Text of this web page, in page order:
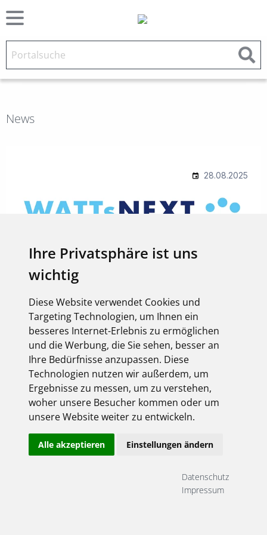
Ihre Privatsphäre ist uns
wichtig
Diese Website verwendet Cookies und
Targeting Technologien, um Ihnen ein
besseres Internet-Erlebnis zu ermöglichen
und die Werbung, die Sie sehen, besser an
Ihre Bedürfnisse anzupassen. Diese
Technologien nutzen wir außerdem, um
Ergebnisse zu messen, um zu verstehen,
woher unsere Besucher kommen oder um
unsere Website weiter zu entwickeln.
Alle akzeptieren Einstellungen ändern
Datenschutz
Impressum
News